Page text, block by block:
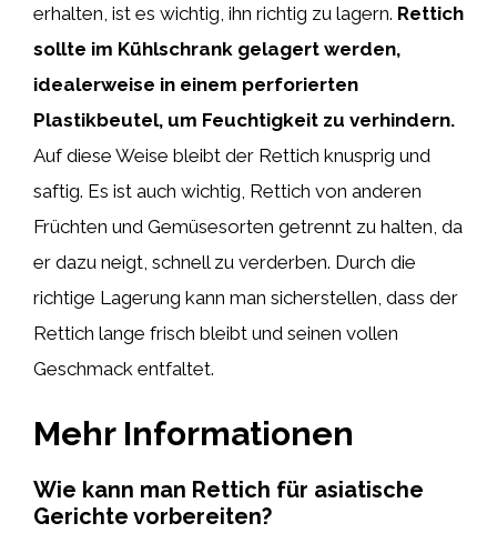
erhalten, ist es wichtig, ihn richtig zu lagern. Rettich
sollte im Kühlschrank gelagert werden,
idealerweise in einem perforierten
Plastikbeutel, um Feuchtigkeit zu verhindern.
Auf diese Weise bleibt der Rettich knusprig und
saftig. Es ist auch wichtig, Rettich von anderen
Früchten und Gemüsesorten getrennt zu halten, da
er dazu neigt, schnell zu verderben. Durch die
richtige Lagerung kann man sicherstellen, dass der
Rettich lange frisch bleibt und seinen vollen
Geschmack entfaltet.
Mehr Informationen
Wie kann man Rettich für asiatische
Gerichte vorbereiten?